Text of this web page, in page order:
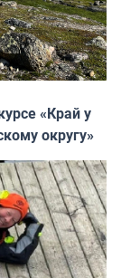
«Край у
округу»